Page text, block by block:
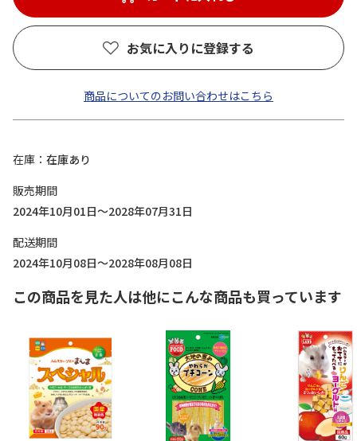
お気に入りに登録する
商品についてのお問い合わせはこちら
在庫
在庫あり
販売期間
2024年10月01日～2028年07月31日
配送期間
2024年10月08日～2028年08月08日
この商品を見た人は他にこんな商品も買っています